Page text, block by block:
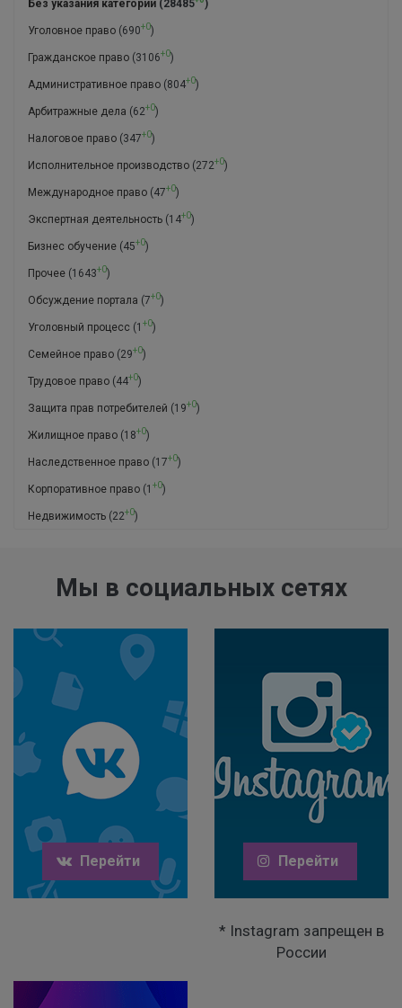
Без указания категории (28485 )
Уголовное право (690+0)
Гражданское право (3106+0)
Административное право (804+0)
Арбитражные дела (62+0)
Налоговое право (347+0)
Исполнительное производство (272+0)
Международное право (47+0)
Экспертная деятельность (14+0)
Бизнес обучение (45+0)
Прочее (1643+0)
Обсуждение портала (7+0)
Уголовный процесс (1 +0)
Семейное право (29+0)
Трудовое право (44+0)
Защита прав потребителей (19+0)
Жилищное право (18+0)
Наследственное право (17+0)
Корпоративное право (1 +0)
Недвижимость (22+0)
Мы в социальных сетях
Перейти Перейти
* Instagram запрещен в
России